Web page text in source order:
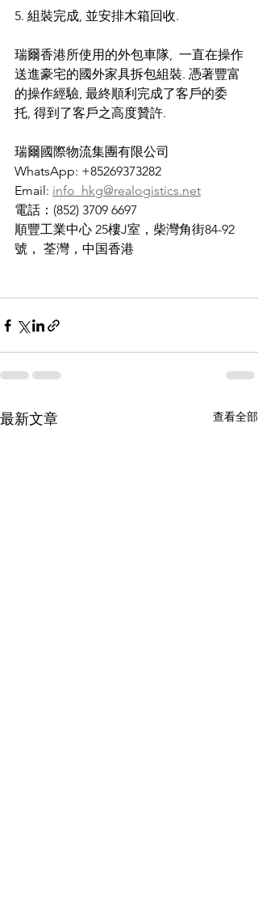
5. 組裝完成, 並安排木箱回收.
瑞爾香港所使用的外包車隊,  一直在操作
送進豪宅的國外家具拆包組裝. 憑著豐富
的操作經驗, 最終順利完成了客戶的委
托, 得到了客戶之高度贊許.
瑞爾國際物流集團有限公司
WhatsApp: +85269373282
Email: info_hkg@realogistics.net
電話：(852) 3709 6697
順豐工業中心 25樓J室，柴灣角街84-92
號， 荃灣，中国香港
最新文章 查看全部